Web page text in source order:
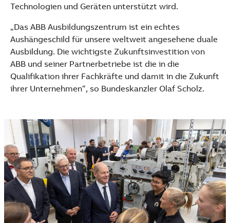
Technologien und Geräten unterstützt wird.
„Das ABB Ausbildungszentrum ist ein echtes
Aushängeschild für unsere weltweit angesehene duale
Ausbildung. Die wichtigste Zukunftsinvestition von
ABB und seiner Partnerbetriebe ist die in die
Qualifikation ihrer Fachkräfte und damit in die Zukunft
ihrer Unternehmen“, so Bundeskanzler Olaf Scholz.